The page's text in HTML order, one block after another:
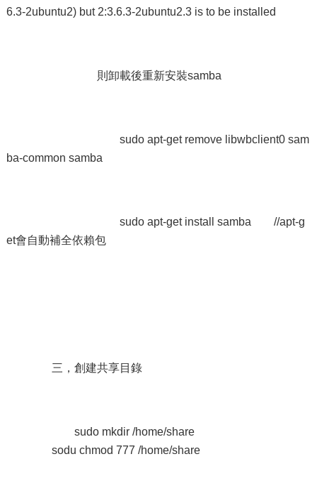
6.3-2ubuntu2) but 2:3.6.3-2ubuntu2.3 is to be installed
則卸載後重新安裝samba
sudo apt-get remove libwbclient0 sam
ba-common samba
sudo apt-get install samba //apt-g
et會自動補全依賴包
三，創建共享目錄
sudo mkdir /home/share
sodu chmod 777 /home/share